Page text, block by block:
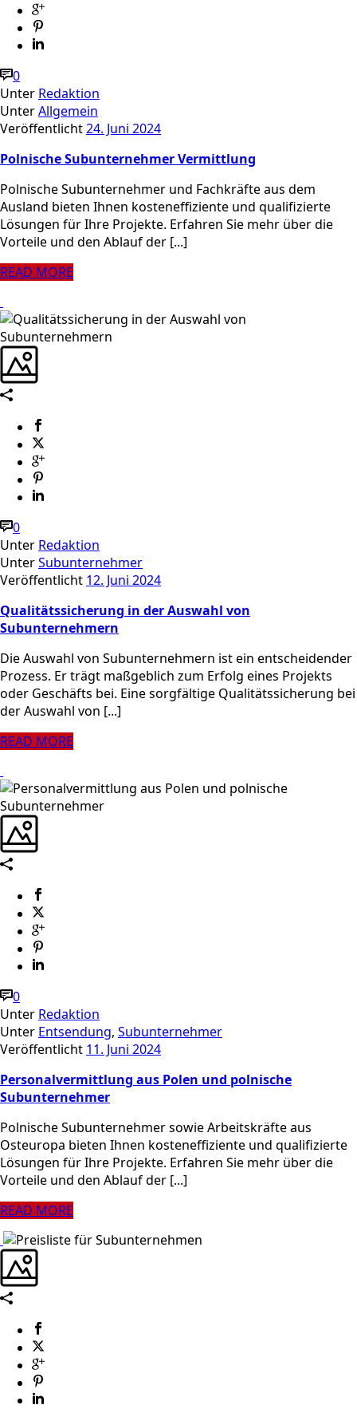
0
Unter Redaktion
UnterAllgemein
Veröffentlicht24. Juni 2024
Polnische Subunternehmer Vermittlung
Polnische Subunternehmer und Fachkräfte aus dem
Ausland bieten Ihnen kosteneffiziente und qualifizierte
Lösungen für Ihre Projekte. Erfahren Sie mehr über die
Vorteile und den Ablauf der [...]
READ MORE
0
Unter Redaktion
UnterSubunternehmer
Veröffentlicht 12. Juni 2024
Qualitätssicherung in der Auswahl von
Subunternehmern
Die Auswahl von Subunternehmern ist ein entscheidender
Prozess. Er trägt maßgeblich zum Erfolg eines Projekts
oder Geschäfts bei. Eine sorgfältige Qualitätssicherung bei
der Auswahl von [...]
READ MORE
0
Unter Redaktion
Unter Entsendung, Subunternehmer
Veröffentlicht 11. Juni 2024
Personalvermittlung aus Polen und polnische
Subunternehmer
Polnische Subunternehmer sowie Arbeitskräfte aus
Osteuropa bieten Ihnen kosteneffiziente und qualifizierte
Lösungen für Ihre Projekte. Erfahren Sie mehr über die
Vorteile und den Ablauf der [...]
READ MORE